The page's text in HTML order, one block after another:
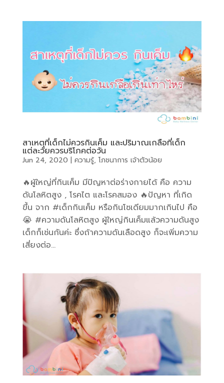
สาเหตุที่เด็กไม่ควรกินเค็ม และปริมาณเกลือที่เด็ก
แต่ละวัยควรบริโภคต่อวัน
Jun 24, 2020 | ความรู้, โภชนาการ เจ้าตัวน้อย
🔥ผู้ใหญ่ที่กินเค็ม มีปัญหาต่อร่างกายได้ คือ ความ
ดันโลหิตสูง , โรคไต และโรคสมอง 🔥ปัญหา ที่เกิด
ขึ้น จาก #เด็กกินเค็ม หรือกินโซเดียมมากเกินไป คือ
😭 #ความดันโลหิตสูง ผู้ใหญ่กินเค็มแล้วความดันสูง
เด็กก็เช่นกันค่ะ ซึ่งถ้าความดันเลือดสูง ก็จะเพิ่มความ
เสี่ยงต่อ...